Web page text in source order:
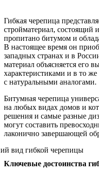
Гибкая черепица
стройматериал, состоящий
пропитано битумом и
В настоящее время он
западных странах и в
материал объясняется его
характеристиками и в то
с натуральными аналогами.
Битумная черепица
на любых видах домов и
решения и самые разные
могут составить
лаконично завершающей
Ключевые достоинства